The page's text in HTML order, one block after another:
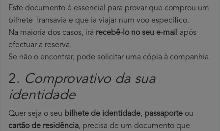
Este documento é essencial para provar que comprou um
bilhete Transavia e que ia viajar num voo específico.
Na maioria dos casos, irá recebê-lo no seu e-mail após
efectuar a reserva.
Se não o encontrar, pode solicitar uma cópia à companhia.
2. Comprovativo da sua
identidade
Quer seja o seu bilhete de identidade, passaporte ou
cartão de residência, precisa de um documento que